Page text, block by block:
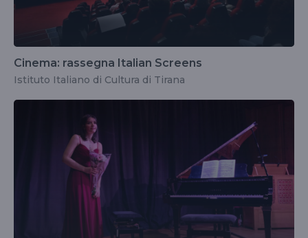
Cinema: rassegna Italian Screens
Istituto Italiano di Cultura di Tirana